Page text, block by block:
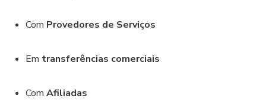
Com Provedores de Serviços
Em transferências comerciais
ComAfiliadas